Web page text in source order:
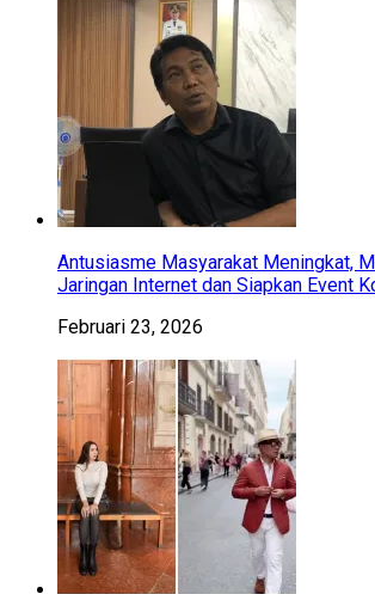
Antusiasme Masyarakat Meningkat,
Jaringan Internet dan Siapkan Event
Februari 23, 2026